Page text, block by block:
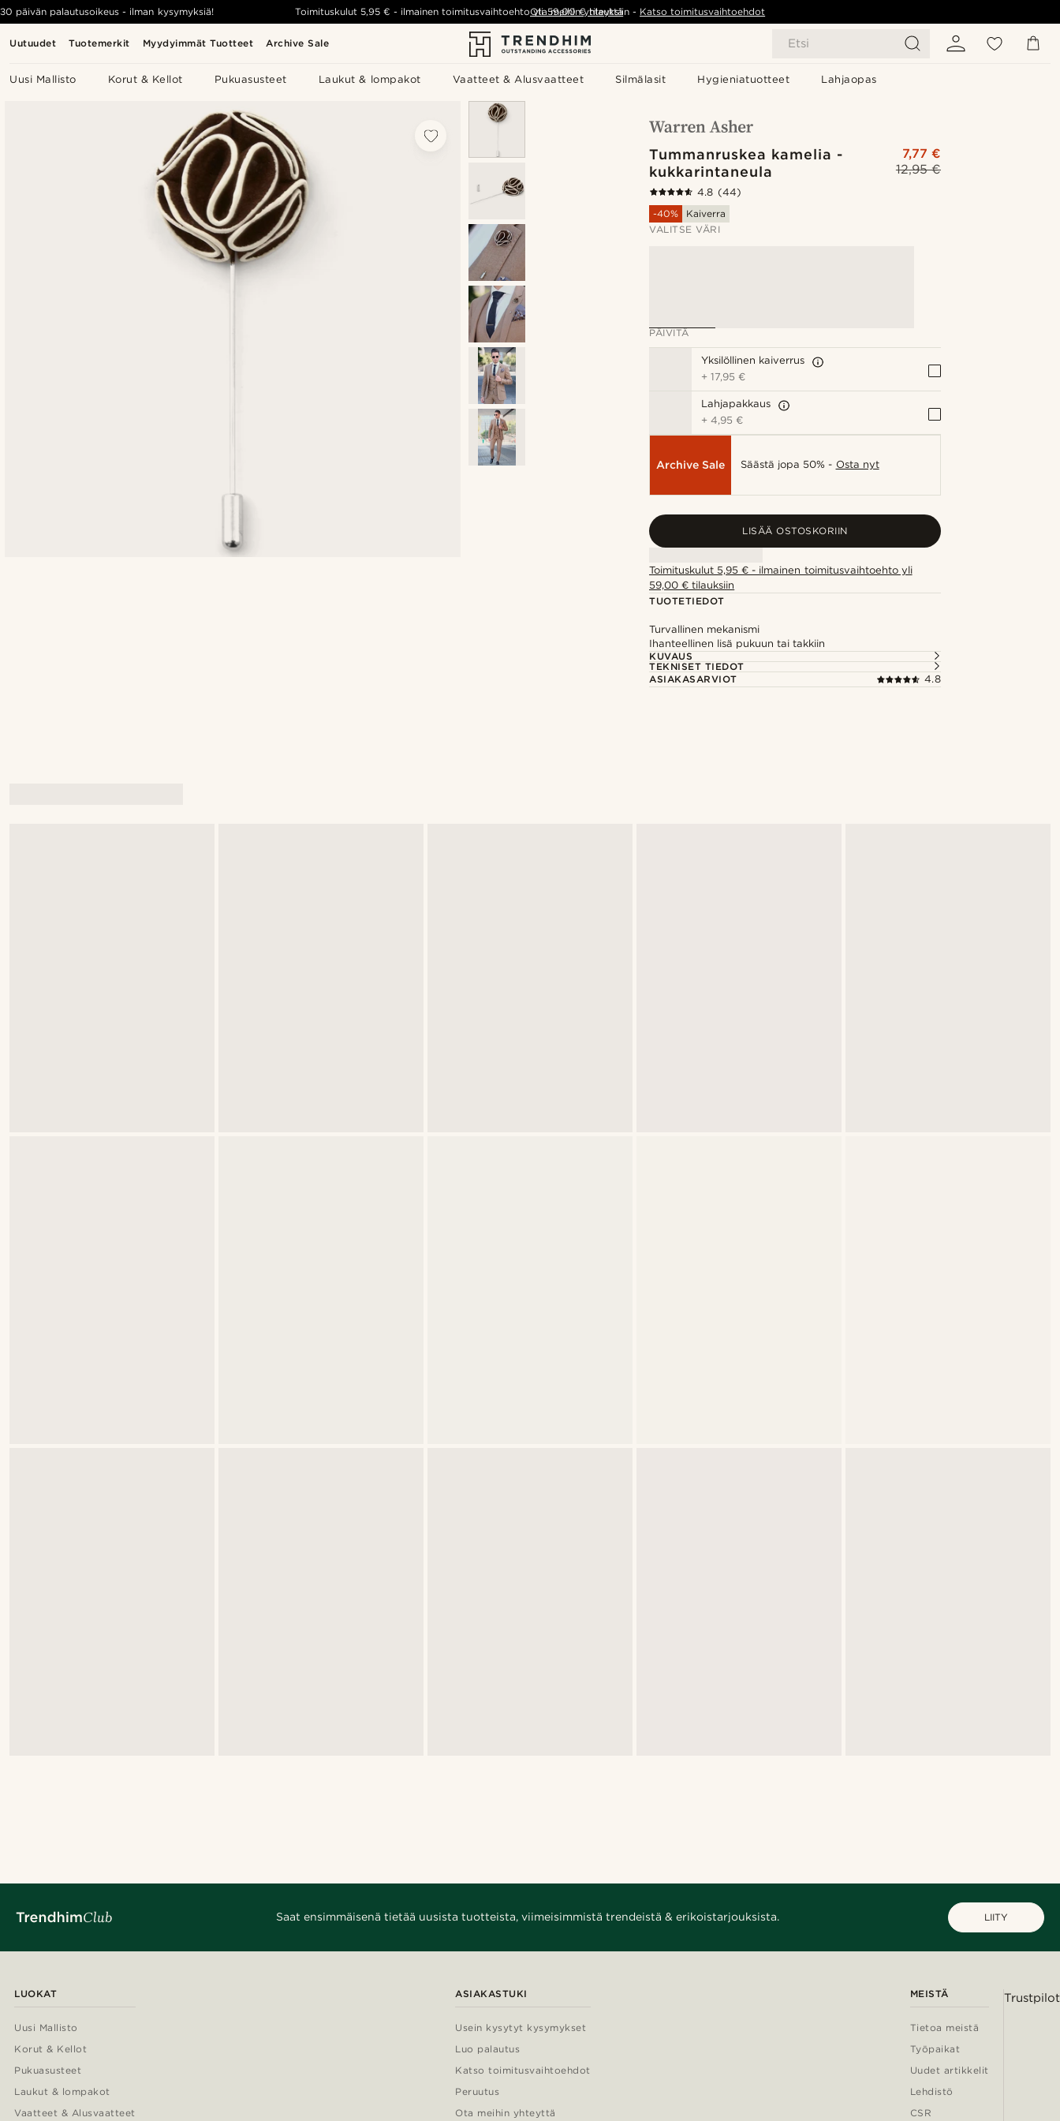
Uutuudet Tuotemerkit Myydyimmät Tuotteet Archive Sale Etsi
Uusi Mallisto Korut & Kellot Pukuasusteet Laukut & lompakot Vaatteet & Alusvaatteet Silmälasit Hygieniatuotteet Lahjaopas
30 päivän palautusoikeus - ilman kysymyksiä! Toimituskulut 5,95 € - ilmainen toimitusvaihtoehto yli 59,00 €tilauksiin - Katso toimitusvaihtoehdot
Ota meihin yhteyttä
Tummanruskea kamelia -
kukkarintaneula
12,95 €
7,77 €
4.8 (44)
-40%
Kaiverra
VALITSE VÄRI
PÄIVITÄ
Yksilöllinen kaiverrus
+17,95 €
Lahjapakkaus
+4,95 €
Archive Sale Säästä jopa 50% - Osta nyt
LISÄÄ OSTOSKORIIN
Toimituskulut 5,95 € - ilmainen toimitusvaihtoehto yli
59,00 € tilauksiin
TUOTETIEDOT
Turvallinen mekanismi
Ihanteellinen lisä pukuun tai takkiin
KUVAUS
TEKNISET TIEDOT
ASIAKASARVIOT
4.8
Saat ensimmäisenä tietää uusista tuotteista, viimeisimmistä trendeistä & erikoistarjouksista. LIITY
LUOKAT
Uusi Mallisto
Korut & Kellot
Pukuasusteet
Laukut & lompakot
Vaatteet & Alusvaatteet
ASIAKASTUKI
Usein kysytyt kysymykset
Luo palautus
Katso toimitusvaihtoehdot
Peruutus
Ota meihin yhteyttä
MEISTÄ
Tietoa meistä
Työpaikat
Uudet artikkelit
Lehdistö
CSR
Trustpilot